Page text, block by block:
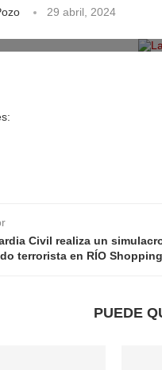
29 abril, 2024
Civil realiza un
terrorista en RÍO Shopping
PUEDE